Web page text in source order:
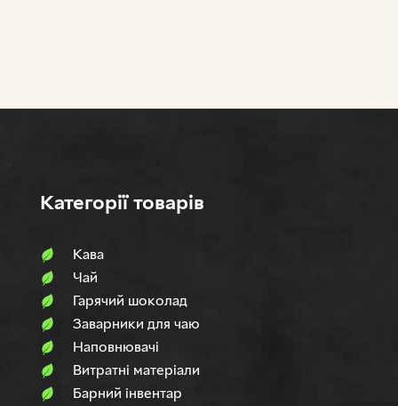
Категорії товарів
Кава
Чай
Гарячий шоколад
Заварники для чаю
Наповнювачi
Витратні матеріали
Барний інвентар